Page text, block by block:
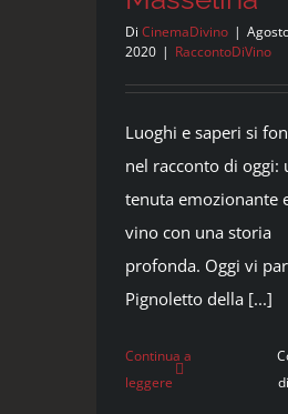
Di CinemaDivino |
2020 | RaccontoDiVino
Luoghi e saperi si
nel racconto di oggi:
tenuta emozionante
vino con una storia
profonda. Oggi vi
Pignoletto della [...]
Continua a
leggere